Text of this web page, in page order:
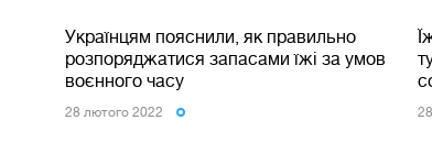
Українцям пояснили, як правильно
розпоряджатися запасами їжі за умов
воєнного часу
28 лютого 2022